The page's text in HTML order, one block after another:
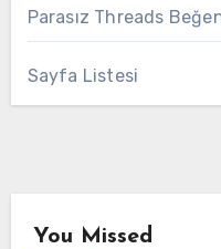
Parasız Threads
Sayfa Listesi
You Missed